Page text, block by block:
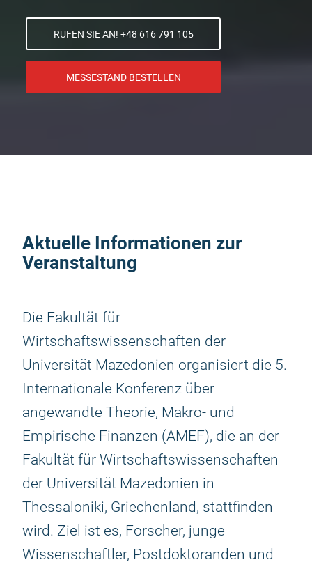
RUFEN SIE AN! +48 616 791 105
MESSESTAND BESTELLEN
Aktuelle Informationen zur
Veranstaltung
Die Fakultät für
Wirtschaftswissenschaften der
Universität Mazedonien organisiert die 5.
Internationale Konferenz über
angewandte Theorie, Makro- und
Empirische Finanzen (AMEF), die an der
Fakultät für Wirtschaftswissenschaften
der Universität Mazedonien in
Thessaloniki, Griechenland, stattfinden
wird. Ziel ist es, Forscher, junge
Wissenschaftler, Postdoktoranden und